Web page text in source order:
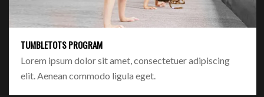
TUMBLETOTS PROGRAM
Lorem ipsum dolor sit amet, consectetuer adipiscing
elit. Aenean commodo ligula eget.